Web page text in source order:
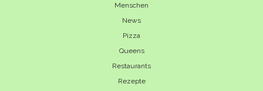
Menschen
News
Pizza
Queens
Restaurants
Rezepte